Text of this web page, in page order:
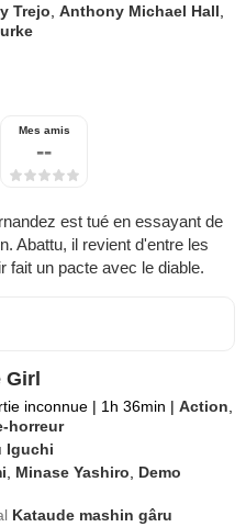
Trejo ,Anthony Michael Hall
Mes amis
--
est tué en essayant de
Abattu, il revient d'entre les
fait un pacte avec le diable.
Girl
inconnue | 1h 36min | Action
horreur
Iguchi
Minase Yashiro
Demo
Kataude mashin gâru